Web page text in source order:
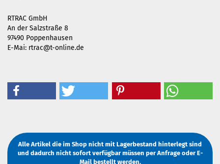
RTRAC GmbH
An der Salzstraße 8
97490 Poppenhausen
E-Mai: rtrac@t-online.de
Alle Artikel die im Shop nicht mit Lagerbestand hinterlegt sind
und dadurch nicht sofort verfügbar müssen per AnfrageoderE-
Mailbestellt werden.